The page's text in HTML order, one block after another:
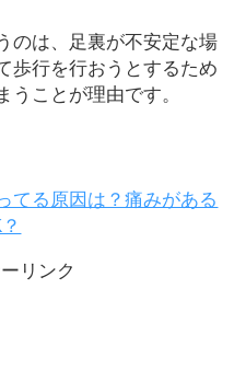
のは、足裏が不安定な場
歩行を行おうとするため
うことが理由です。
てる原因は？痛みがある
リンク